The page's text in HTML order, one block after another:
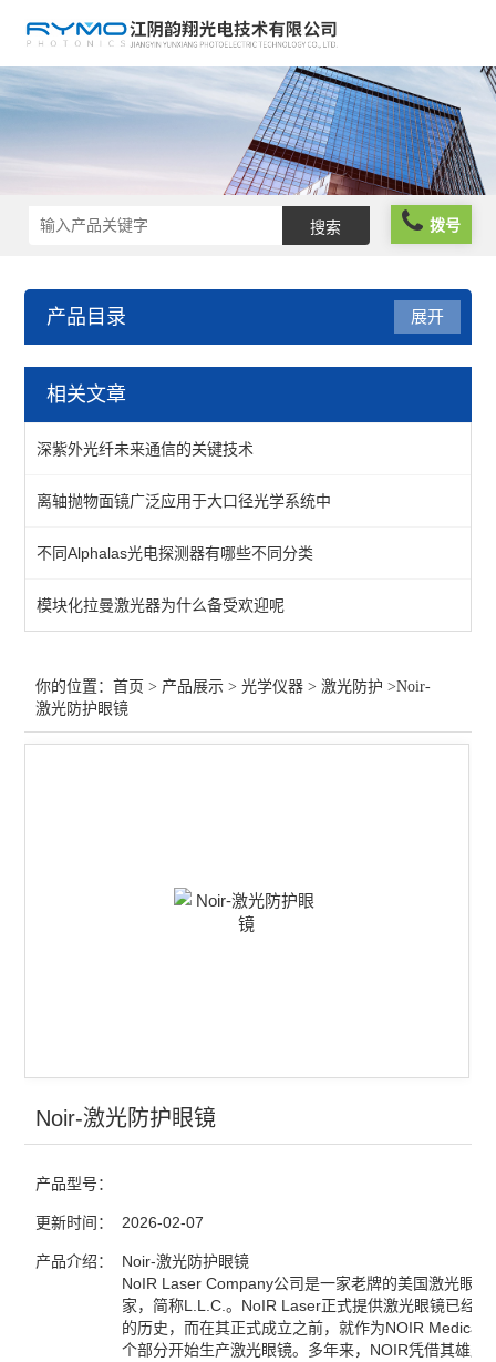
拨号
产品目录
光学仪器
激光校准
红外显示卡
激光能量计
激光功率计
查看全部 >>
展开
相关文章
深紫外光纤未来通信的关键技术
离轴抛物面镜广泛应用于大口径光学系统中
不同Alphalas光电探测器有哪些不同分类
模块化拉曼激光器为什么备受欢迎呢
你的位置：首页 > 产品展示 >光学仪器 >激光防护 >Noir-
激光防护眼镜
Noir-激光防护眼镜
产品型号：
更新时间： 2026-02-07
产品介绍：
Noir-激光防护眼镜
NoIR Laser Company公司是一家老牌的美国激光眼镜
家，简称L.L.C.。NoIR Laser正式提供激光眼镜已经有
的历史，而在其正式成立之前，就作为NOIR Medical
个部分开始生产激光眼镜。多年来，NOIR凭借其雄厚